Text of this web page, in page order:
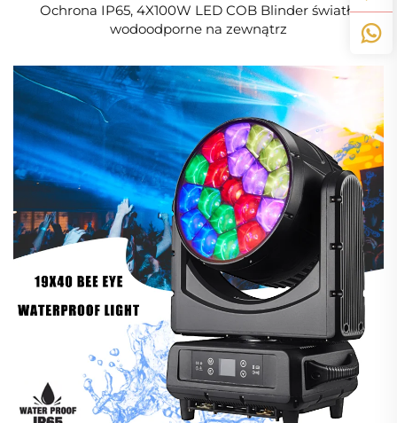
Ochrona IP65, 4X100W LED COB Blinder światło
wodoodporne na zewnątrz